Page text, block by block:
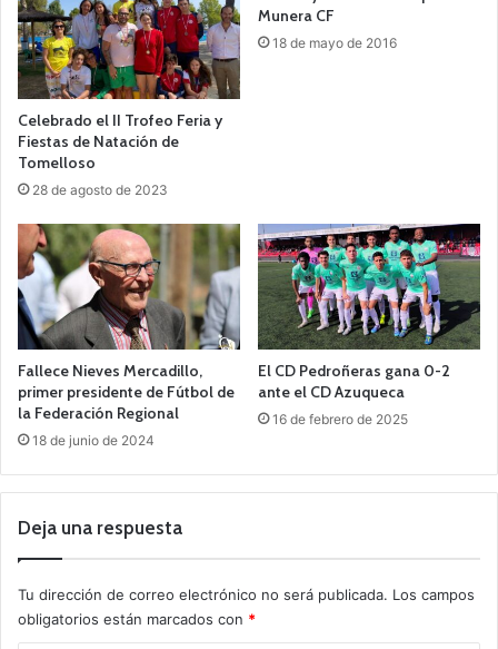
Celebrado el II Trofeo Feria y
Fiestas de Natación de
Tomelloso
28 de agosto de 2023
Munera CF
18 de mayo de 2016
Fallece Nieves Mercadillo,
primer presidente de Fútbol de
la Federación Regional
18 de junio de 2024
El CD Pedroñeras gana 0-2
ante el CD Azuqueca
16 de febrero de 2025
Deja una respuesta
Tu dirección de correo electrónico no será publicada. Los campos
obligatorios están marcados con *